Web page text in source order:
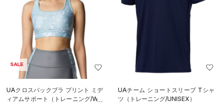
SALE
UAクロスバックブラ プリント ミデ
ィアムサポート（トレーニング/WO
UAチーム ショートスリーブ Tシャ
ツ（トレーニング/UNISEX）